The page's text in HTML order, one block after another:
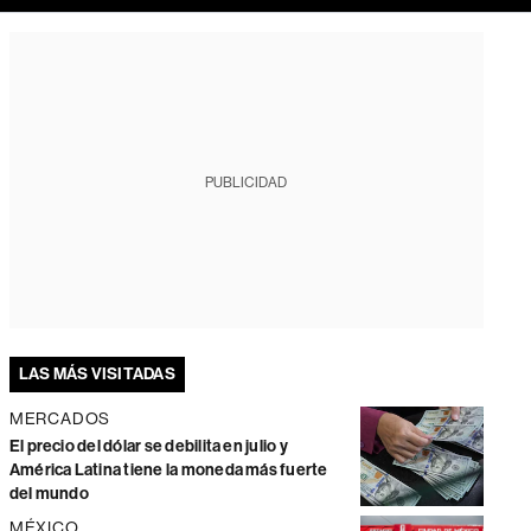
PUBLICIDAD
LAS MÁS VISITADAS
MERCADOS
El precio del dólar se debilita en julio y
América Latina tiene la moneda más fuerte
del mundo